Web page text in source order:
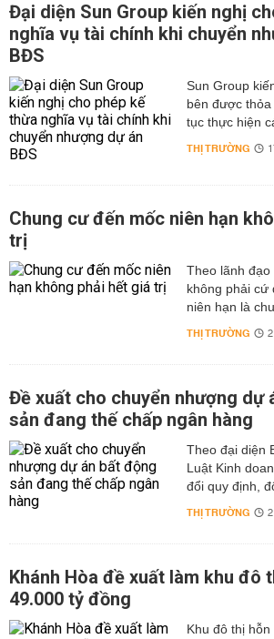
Đại diện Sun Group kiến nghị
nghĩa vụ tài chính khi chuyển
BĐS
Sun Group
bên được
tục thực hiện
THỊ TRƯỜNG
Chung cư đến mốc niên hạn
trị
Theo lãnh đạo
không phải cứ
niên hạn là
THỊ TRƯỜNG
Đề xuất cho chuyển nhượng dự
sản đang thế chấp ngân hàng
Theo đại diện
Luật Kinh
đổi quy định,
THỊ TRƯỜNG
Khánh Hòa đề xuất làm khu đô
49.000 tỷ đồng
Khu đô thị